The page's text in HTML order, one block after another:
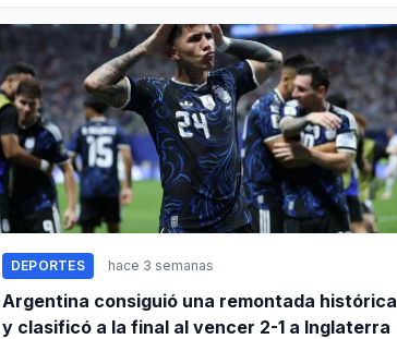
DEPORTES hace 3 semanas
Argentina consiguió una remontada histórica
y clasificó a la final al vencer 2-1 a Inglaterra